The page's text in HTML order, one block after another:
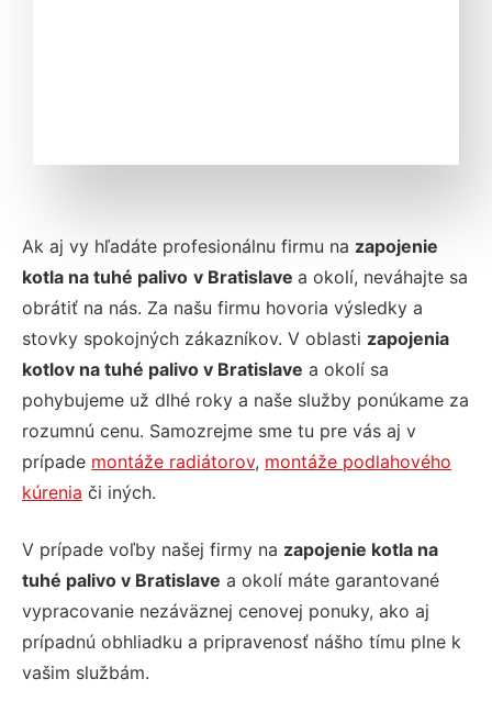
Ak aj vy hľadáte profesionálnu firmu na zapojenie
kotla na tuhé palivo v Bratislave a okolí, neváhajte sa
obrátiť na nás. Za našu firmu hovoria výsledky a
stovky spokojných zákazníkov. V oblasti zapojenia
kotlov na tuhé palivo v Bratislave a okolí sa
pohybujeme už dlhé roky a naše služby ponúkame za
rozumnú cenu. Samozrejme sme tu pre vás aj v
prípade montáže radiátorov, montáže podlahového
kúrenia či iných.
V prípade voľby našej firmy na zapojenie kotla na
tuhé palivo v Bratislave a okolí máte garantované
vypracovanie nezáväznej cenovej ponuky, ako aj
prípadnú obhliadku a pripravenosť nášho tímu plne k
vašim službám.